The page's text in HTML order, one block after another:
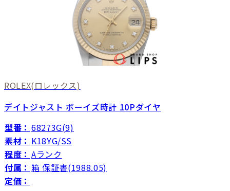
ROLEX(ロレックス)
デイトジャスト ボーイズ時計 10Pダイヤ
型番： 68273G(9)
素材： K18YG/SS
程度： Aランク
付属： 箱 保証書(1988.05)
定価：